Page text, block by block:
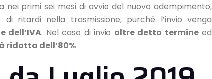
primi sei mesi di avvio del nuovo adempimento,
di ritardi nella trasmissione, purché l’invio venga
dell’IVA. Nel caso di invio oltre detto termineed
ridotta dell’80%